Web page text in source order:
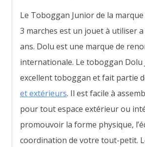
Le Toboggan Junior de la
3 marches est un jouet à utiliser
ans. Dolu est une marque de
internationale. Le toboggan Dolu
excellent toboggan et fait partie
et extérieurs. Il est facile à
pour tout espace extérieur ou
promouvoir la forme physique,
coordination de votre tout-petit.